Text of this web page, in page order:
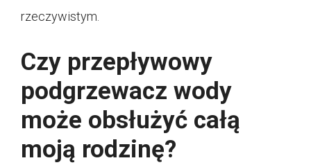
rzeczywistym.
Czy przepływowy
podgrzewacz wody
może obsłużyć całą
moją rodzinę?